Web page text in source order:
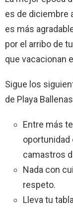
es de diciembre
es más
por el arribo de
que vacacionan
Sigue los
de Playa
Entre más
oportunidad
camastros
Nada con
respeto.
Lleva tu